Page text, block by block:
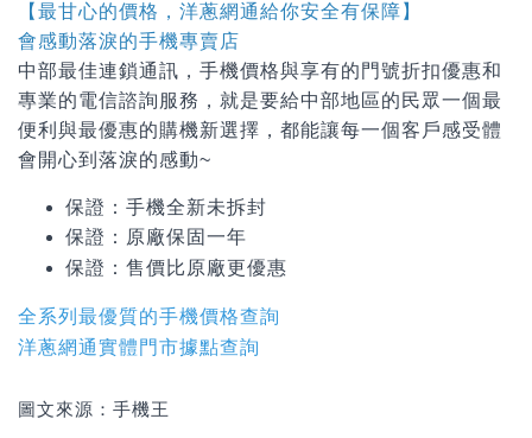
【最甘心的價格，洋蔥網通給你安全有保障】
會感動落淚的手機專賣店
中部最佳連鎖通訊，手機價格與享有的門號折扣優惠和
專業的電信諮詢服務，就是要給中部地區的民眾一個最
便利與最優惠的購機新選擇，都能讓每一個客戶感受體
會開心到落淚的感動~
保證：手機全新未拆封
保證：原廠保固一年
保證： 售價比原廠更優惠
全系列最優質的手機價格查詢
洋蔥網通實體門市據點查詢
圖文來源：手機王